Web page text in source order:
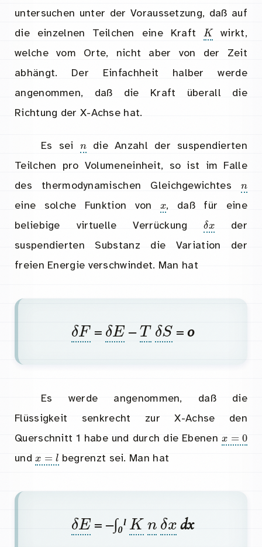
untersuchen unter der Voraussetzung, daß auf
die einzelnen Teilchen eine KraftKwirkt,
welche vom Orte, nicht aber von der Zeit
abhängt. Der Einfachheit halber werde
angenommen, daß die Kraft überall die
Richtung der X-Achse hat.
Es sei
die Anzahl der suspendierten
Teilchen pro Volumeneinheit, so ist im Falle
des thermodynamischen Gleichgewichtes
eine solche Funktion von
x
, daß für eine
beliebige virtuelle Verrückung
δx
der
suspendierten Substanz die Variation der
freien Energie verschwindet. Man hat
δF= δE–T δS = 0
Es werde angenommen, daß die
Flüssigkeit senkrecht zur X-Achse den
Querschnitt 1 habe und durch die Ebenen
und
xbegrenzt sei. Man hat
δE= –∫₀ˡ K δ dx